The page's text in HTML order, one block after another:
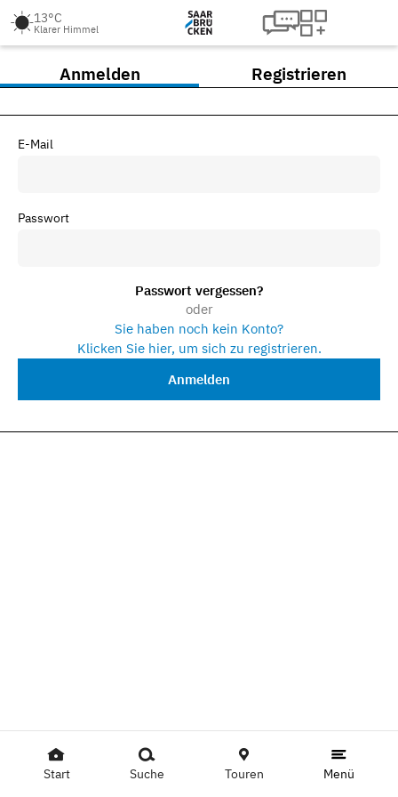
13°C
Klarer Himmel
Anmelden Registrieren
E-Mail
Passwort
Passwort vergessen?
oder
Sie haben noch kein Konto?
Klicken Sie hier, um sich zu registrieren.
Anmelden
Start Suche Touren Menü